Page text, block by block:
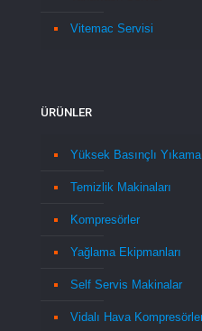
Vitemac Servisi
ÜRÜNLER
Yüksek Basınçlı
Temizlik Makinaları
Kompresörler
Yağlama Ekipmanları
Self Servis Makinalar
Vidalı Hava